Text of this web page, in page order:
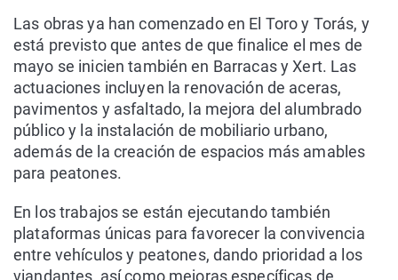
Las obras ya han comenzado en El Toro y Torás, y
está previsto que antes de que finalice el mes de
mayo se inicien también en Barracas y Xert. Las
actuaciones incluyen la renovación de aceras,
pavimentos y asfaltado, la mejora del alumbrado
público y la instalación de mobiliario urbano,
además de la creación de espacios más amables
para peatones.
En los trabajos se están ejecutando también
plataformas únicas para favorecer la convivencia
entre vehículos y peatones, dando prioridad a los
viandantes, así como mejoras específicas de